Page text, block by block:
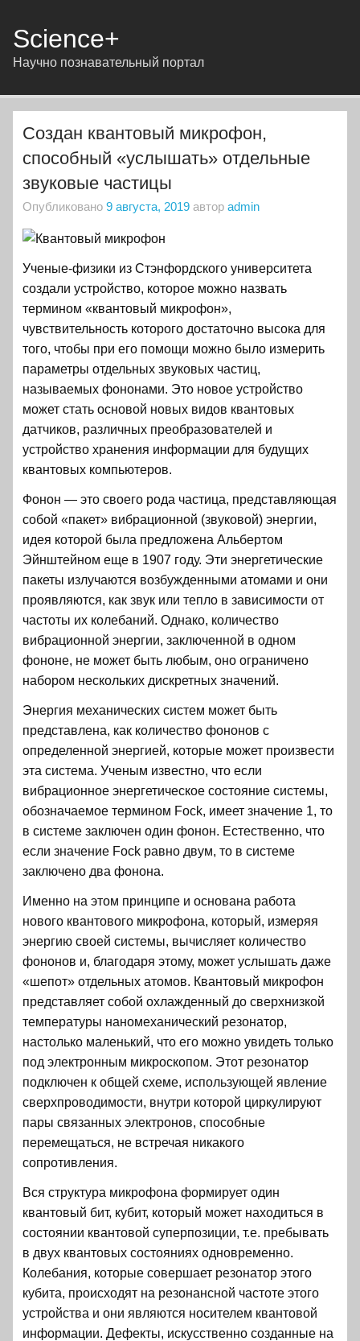
Science+
Научно познавательный портал
Создан квантовый микрофон,
способный «услышать» отдельные
звуковые частицы
Опубликовано 9 августа, 2019 автор admin
Ученые-физики из Стэнфордского университета
создали устройство, которое можно назвать
термином «квантовый микрофон»,
чувствительность которого достаточно высока для
того, чтобы при его помощи можно было измерить
параметры отдельных звуковых частиц,
называемых фононами. Это новое устройство
может стать основой новых видов квантовых
датчиков, различных преобразователей и
устройство хранения информации для будущих
квантовых компьютеров.
Фонон — это своего рода частица, представляющая
собой «пакет» вибрационной (звуковой) энергии,
идея которой была предложена Альбертом
Эйнштейном еще в 1907 году. Эти энергетические
пакеты излучаются возбужденными атомами и они
проявляются, как звук или тепло в зависимости от
частоты их колебаний. Однако, количество
вибрационной энергии, заключенной в одном
фононе, не может быть любым, оно ограничено
набором нескольких дискретных значений.
Энергия механических систем может быть
представлена, как количество фононов с
определенной энергией, которые может произвести
эта система. Ученым известно, что если
вибрационное энергетическое состояние системы,
обозначаемое термином Fock, имеет значение 1, то
в системе заключен один фонон. Естественно, что
если значение Fock равно двум, то в системе
заключено два фонона.
Именно на этом принципе и основана работа
нового квантового микрофона, который, измеряя
энергию своей системы, вычисляет количество
фононов и, благодаря этому, может услышать даже
«шепот» отдельных атомов. Квантовый микрофон
представляет собой охлажденный до сверхнизкой
температуры наномеханический резонатор,
настолько маленький, что его можно увидеть только
под электронным микроскопом. Этот резонатор
подключен к общей схеме, использующей явление
сверхпроводимости, внутри которой циркулируют
пары связанных электронов, способные
перемещаться, не встречая никакого
сопротивления.
Вся структура микрофона формирует один
квантовый бит, кубит, который может находиться в
состоянии квантовой суперпозиции, т.е. пребывать
в двух квантовых состояниях одновременно.
Колебания, которые совершает резонатор этого
кубита, происходят на резонансной частоте этого
устройства и они являются носителем квантовой
информации. Дефекты, искусственно созданные на